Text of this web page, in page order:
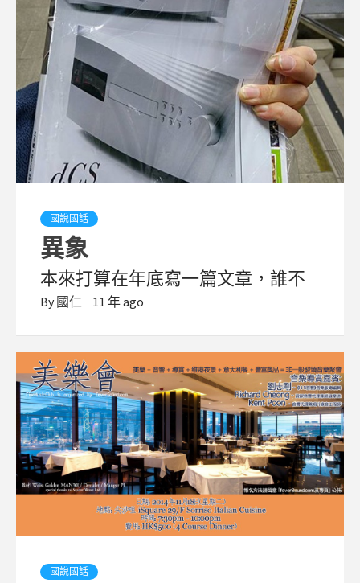
國說國話
異象
本來打算在年底寫一篇文章，誰不
By 國仁 11 年 ago
國說國話